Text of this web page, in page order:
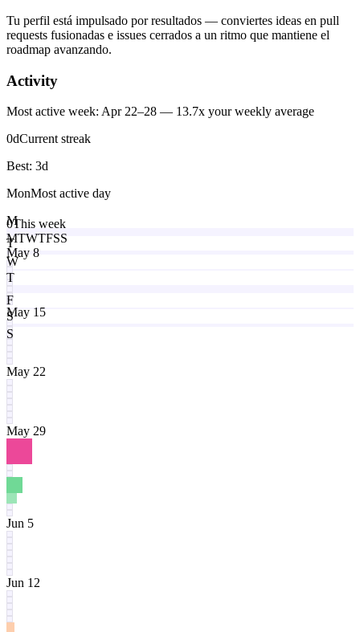
Tu perfil está impulsado por resultados — conviertes ideas en pull
requests fusionadas e issues cerrados a un ritmo que mantiene el
roadmap avanzando.
Activity
Most active week: Apr 22–28 — 13.7x your weekly average
0dCurrent streak
Best: 3d
MonMost active day
M
T
W
T
F
S
S
0This week
MTWTFSS
May 8
May 15
May 22
May 29
Jun 5
Jun 12